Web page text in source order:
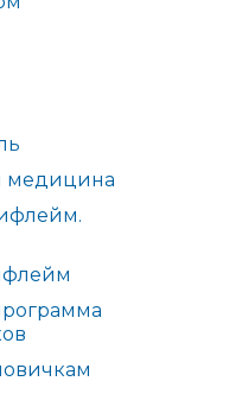
медицина